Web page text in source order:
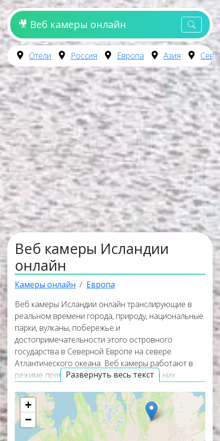
🎥 Веб камеры онлайн
Отели Россия Европа Азия
Веб камеры Исландии
онлайн
Камеры онлайн Европа
Развернуть весь текст
Веб камеры Исландии онлайн транслирующие в
реальном времени города, природу, национальные
парки, вулканы, побережье и
достопримечательности этого островного
государства в Северной Европе на севере
Атлантического океана. Веб камеры работают в
режиме прямого эфира, а некоторые из них
Популярные онлайн веб камеры располагаются в
верхней части списка трансляций. Карта онлайн
веб камер покажет точное местоположение всех
веб камер в Исландии.
+
−